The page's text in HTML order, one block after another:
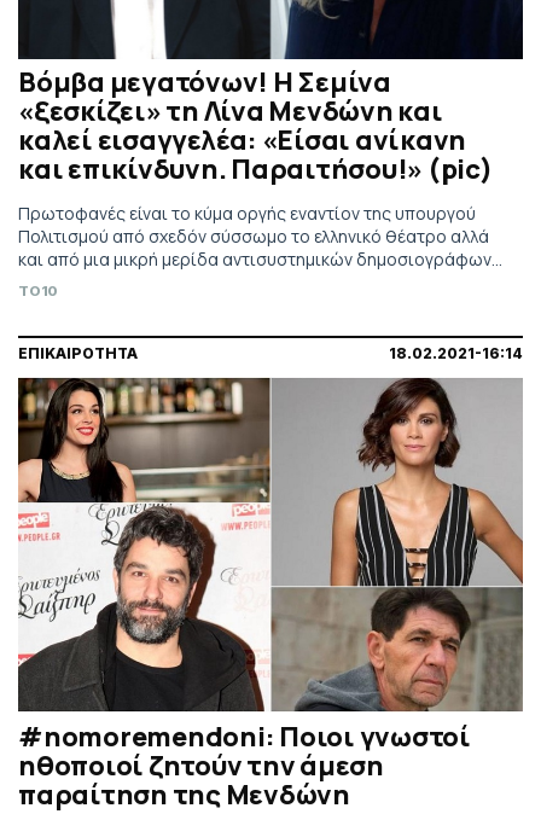
Βόμβα μεγατόνων! Η Σεμίνα
«ξεσκίζει» τη Λίνα Μενδώνη και
καλεί εισαγγελέα: «Είσαι ανίκανη
και επικίνδυνη. Παραιτήσου!» (pic)
Πρωτοφανές είναι το κύμα οργής εναντίον της υπουργού
Πολιτισμού από σχεδόν σύσσωμο το ελληνικό θέατρο αλλά
και από μια μικρή μερίδα αντισυστημικών δημοσιογράφων
με τη Σεμίνα Διγενή να είναι αυτή – μετά την Έλενα Ακρίτα –
TO10
ΕΠΙΚΑΙΡΟΤΗΤΑ 18.02.2021-16:14
#nomoremendoni: Ποιοι γνωστοί
ηθοποιοί ζητούν την άμεση
παραίτηση της Μενδώνη